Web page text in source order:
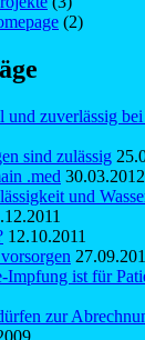
(2)
und zuverlässig
sind zulässig
.med 30.03.2012
und
12.10.2011
Impfung ist für
zur